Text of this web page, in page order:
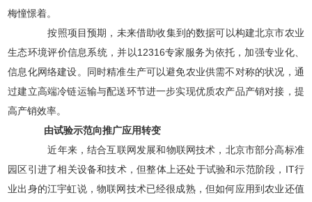
梅憧憬着。
按照项目预期，未来借助收集到的数据可以构建北京市农业
生态环境评价信息系统，并以12316专家服务为依托，加强专业化、
信息化网络建设。同时精准生产可以避免农业供需不对称的状况，通
过建立高端冷链运输与配送环节进一步实现优质农产品产销对接，提
高产销效率。
由试验示范向推广应用转变
近年来，结合互联网发展和物联网技术，北京市部分高标准
园区引进了相关设备和技术，但整体上还处于试验和示范阶段，IT行
业出身的江宇虹说，物联网技术已经很成熟，但如何应用到农业还值